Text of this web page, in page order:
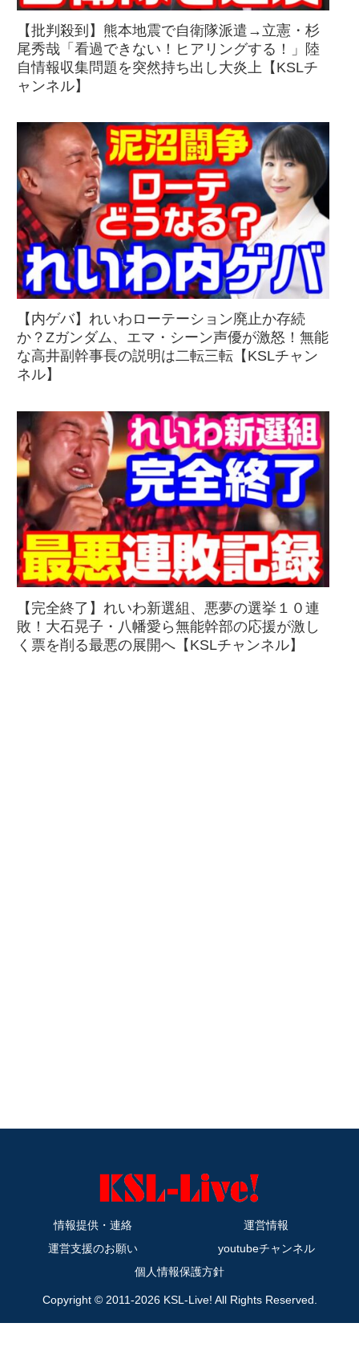
【批判殺到】熊本地震で自衛隊派遣→立憲・杉
尾秀哉「看過できない！ヒアリングする！」陸
自情報収集問題を突然持ち出し大炎上【KSLチ
ャンネル】
【内ゲバ】れいわローテーション廃止か存続
か？Zガンダム、エマ・シーン声優が激怒！無能
な高井副幹事長の説明は二転三転【KSLチャン
ネル】
【完全終了】れいわ新選組、悪夢の選挙１０連
敗！大石晃子・八幡愛ら無能幹部の応援が激し
く票を削る最悪の展開へ【KSLチャンネル】
情報提供・連絡
運営情報
運営支援のお願い
youtubeチャンネル
個人情報保護方針
Copyright © 2011-2026 KSL-Live! All Rights Reserved.